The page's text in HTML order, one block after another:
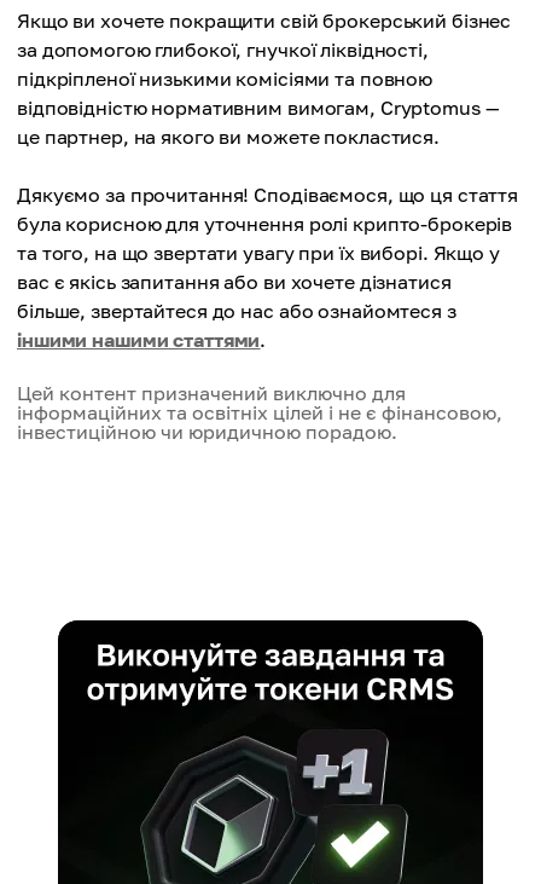
Якщо ви хочете покращити свій брокерський бізнес
за допомогою глибокої, гнучкої ліквідності,
підкріпленої низькими комісіями та повною
відповідністю нормативним вимогам, Cryptomus —
це партнер, на якого ви можете покластися.
Дякуємо за прочитання! Сподіваємося, що ця стаття
була корисною для уточнення ролі крипто-брокерів
та того, на що звертати увагу при їх виборі. Якщо у
вас є якісь запитання або ви хочете дізнатися
більше, звертайтеся до нас або ознайомтеся з
іншими нашими статтями.
Цей контент призначений виключно для
інформаційних та освітніх цілей і не є фінансовою,
інвестиційною чи юридичною порадою.